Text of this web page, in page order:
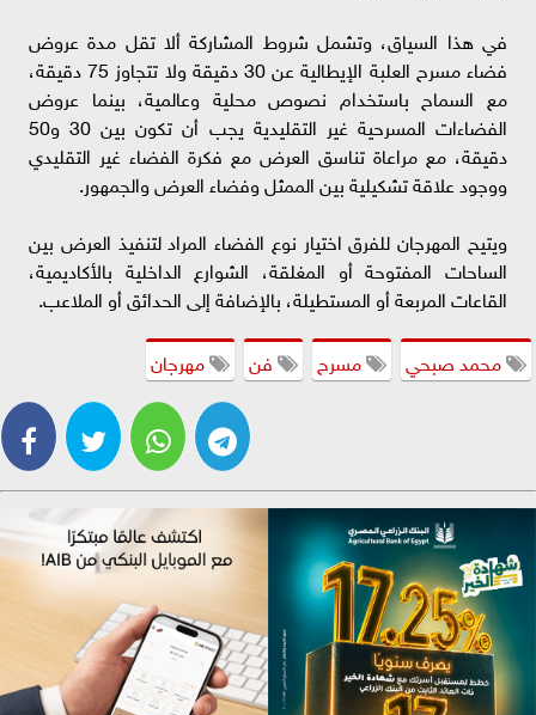
في هذا السياق، وتشمل شروط المشاركة ألا تقل مدة عروض
فضاء مسرح العلبة الإيطالية عن 30 دقيقة ولا تتجاوز 75 دقيقة،
مع السماح باستخدام نصوص محلية وعالمية، بينما عروض
الفضاءات المسرحية غير التقليدية يجب أن تكون بين 30 و50
دقيقة، مع مراعاة تناسق العرض مع فكرة الفضاء غير التقليدي
ووجود علاقة تشكيلية بين الممثل وفضاء العرض والجمهور.
ويتيح المهرجان للفرق اختيار نوع الفضاء المراد لتنفيذ العرض بين
الساحات المفتوحة أو المغلقة، الشوارع الداخلية بالأكاديمية،
القاعات المربعة أو المستطيلة، بالإضافة إلى الحدائق أو الملاعب.
محمد صبحي
مسرح فن مهرجان